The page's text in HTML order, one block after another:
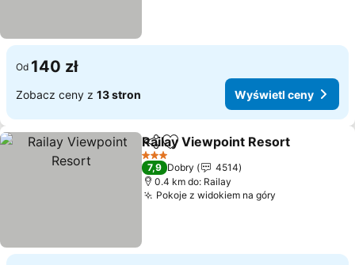
Od 140 zł
Zobacz ceny z 13 stron Wyświetl ceny
Udostępnij
Dodaj do ulubionych
Railay Viewpoint Resort
3 Kategoria
7,9 Dobry
4514
0.4 km do: Railay
Pokoje z widokiem na góry